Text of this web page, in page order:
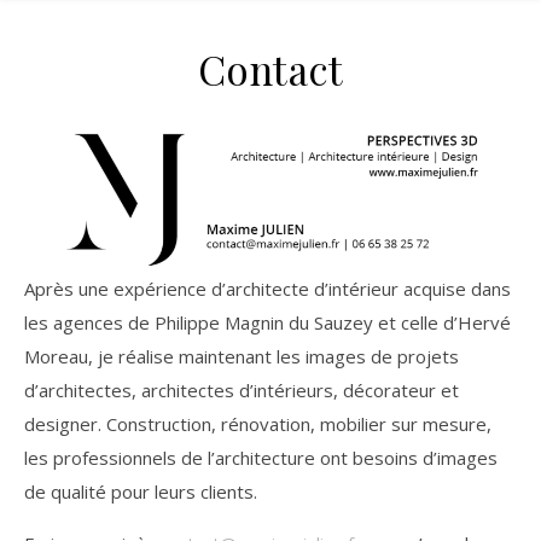
Contact
Après une expérience d’architecte d’intérieur acquise dans
les agences de Philippe Magnin du Sauzey et celle d’Hervé
Moreau, je réalise maintenant les images de projets
d’architectes, architectes d’intérieurs, décorateur et
designer. Construction, rénovation, mobilier sur mesure,
les professionnels de l’architecture ont besoins d’images
de qualité pour leurs clients.